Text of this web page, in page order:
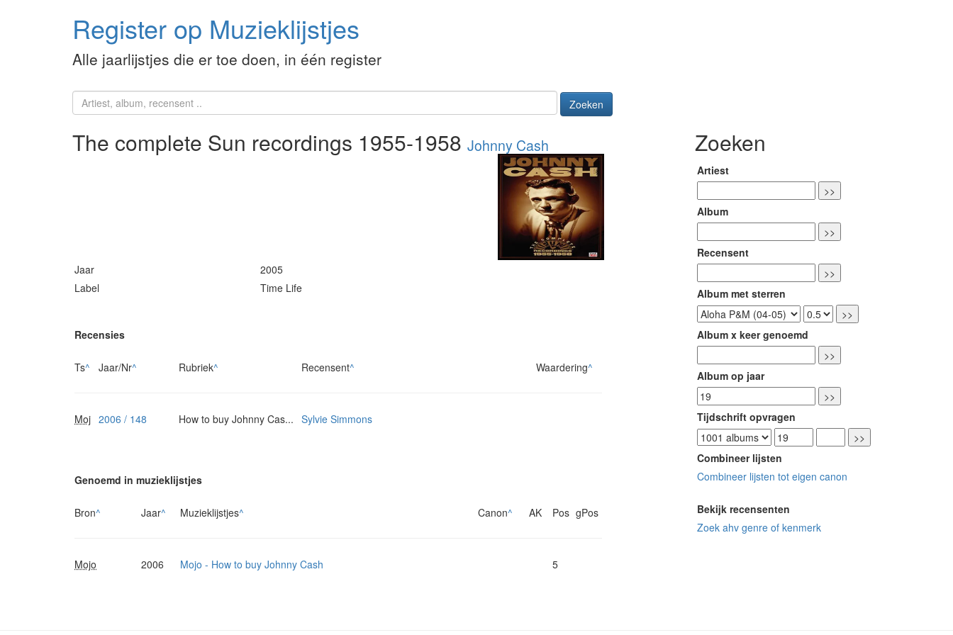
Register op Muzieklijstjes
Alle jaarlijstjes die er toe doen, in één register
Zoeken
The complete Sun recordings 1955-1958 Johnny Cash
Jaar
2005
Label
Time Life
Recensies
Ts^ Jaar/Nr^ Rubriek^ Recensent^ Waardering^
Moj 2006 / 148 How to buy Johnny Cas... Sylvie Simmons
Genoemd in muzieklijstjes
Bron^ Jaar^ Muzieklijstjes^ Canon^ AK Pos gPos
Mojo 2006 Mojo - How to buy Johnny Cash 5
Zoeken
Artiest
Album
Recensent
Album met sterren
Album x keer genoemd
Album op jaar
Tijdschrift opvragen
Combineer lijsten
Combineer lijsten tot eigen canon
Bekijk recensenten
Zoek ahv genre of kenmerk